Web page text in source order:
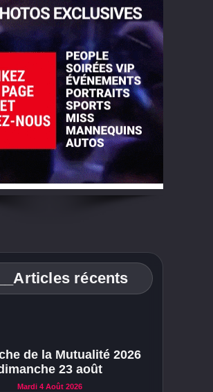
récents
de la Mutualité 2026
23 août
Mardi 4 Août 2026